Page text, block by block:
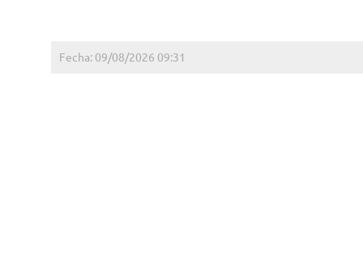
Fecha: 09/08/2026 09:31